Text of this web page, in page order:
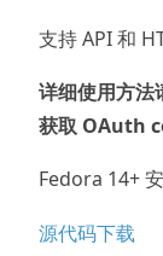
支持 API 和
详细使用方法
获取 OAuth
Fedora 14+ 安
源代码下载